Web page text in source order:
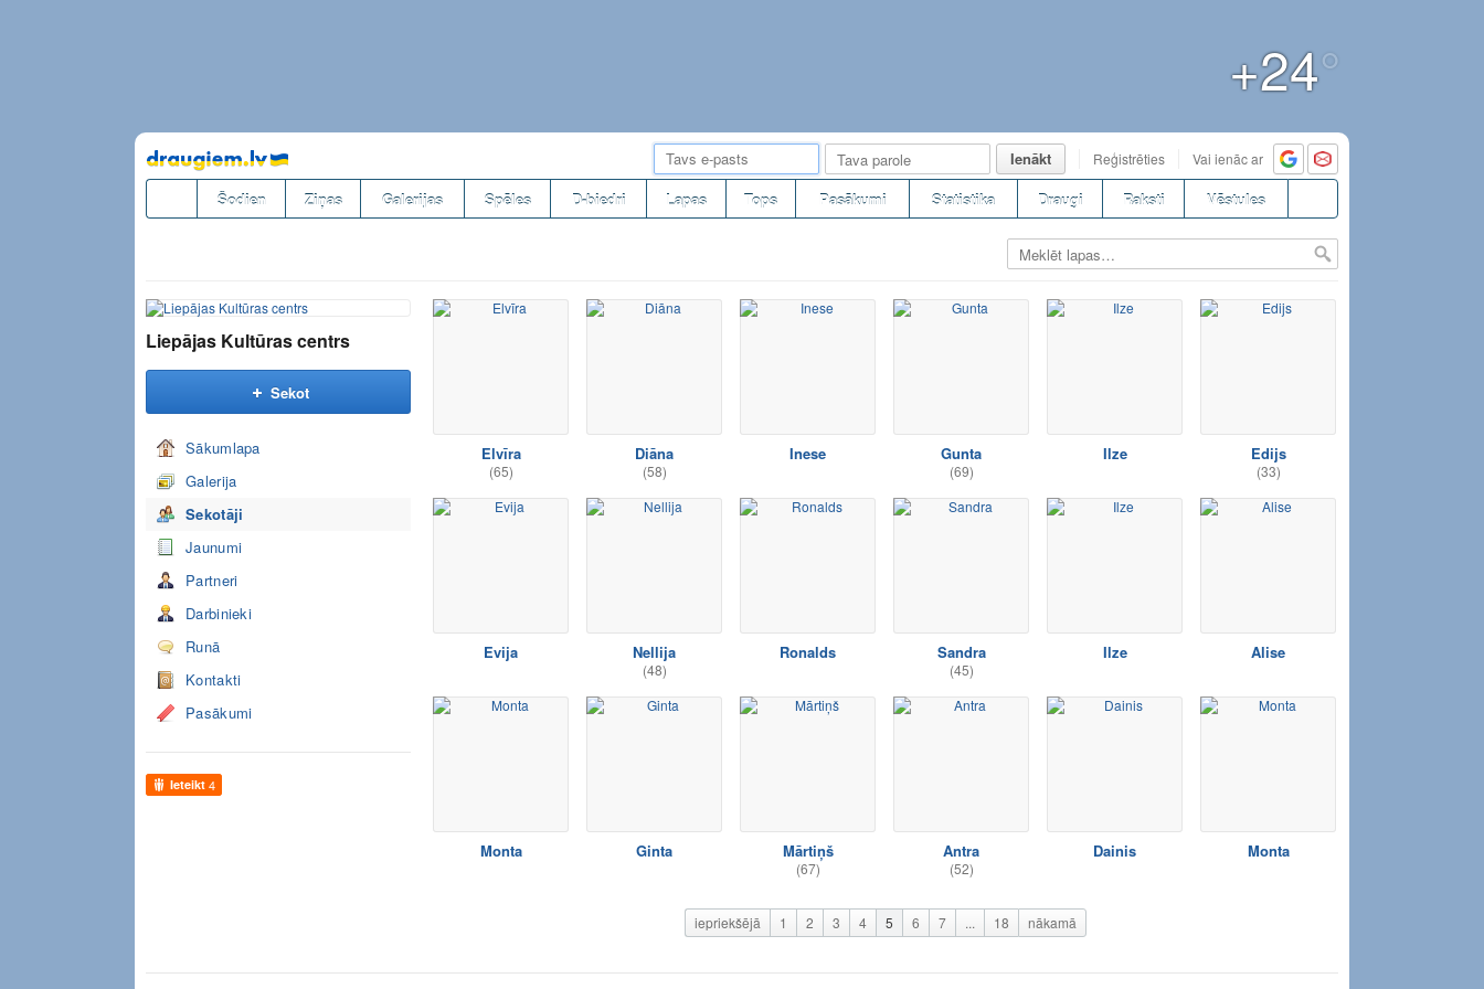
+24°
Pāriet
uz
saturu
Ienākt Reģistrēties Vai ienāc ar
Šodien Ziņas Galerijas Spēles D-biedri Lapas Tops Pasākumi Statistika Draugi Raksti Vēstules
Liepājas Kultūras centrs
Sekot
Sākumlapa
Galerija
Sekotāji
Jaunumi
Partneri
Darbinieki
Runā
Kontakti
Pasākumi
Ieteikt 4
Elvīra
(65)
Diāna
(58)
Inese Gunta
(69)
Ilze Edijs
(33)
Evija Nellija
(48)
Ronalds Sandra
(45)
Ilze Alise
Monta Ginta Mārtiņš
(67)
Antra
(52)
Dainis Monta
iepriekšējā 1 2 3 4 5 6 7 ... 18 nākamā